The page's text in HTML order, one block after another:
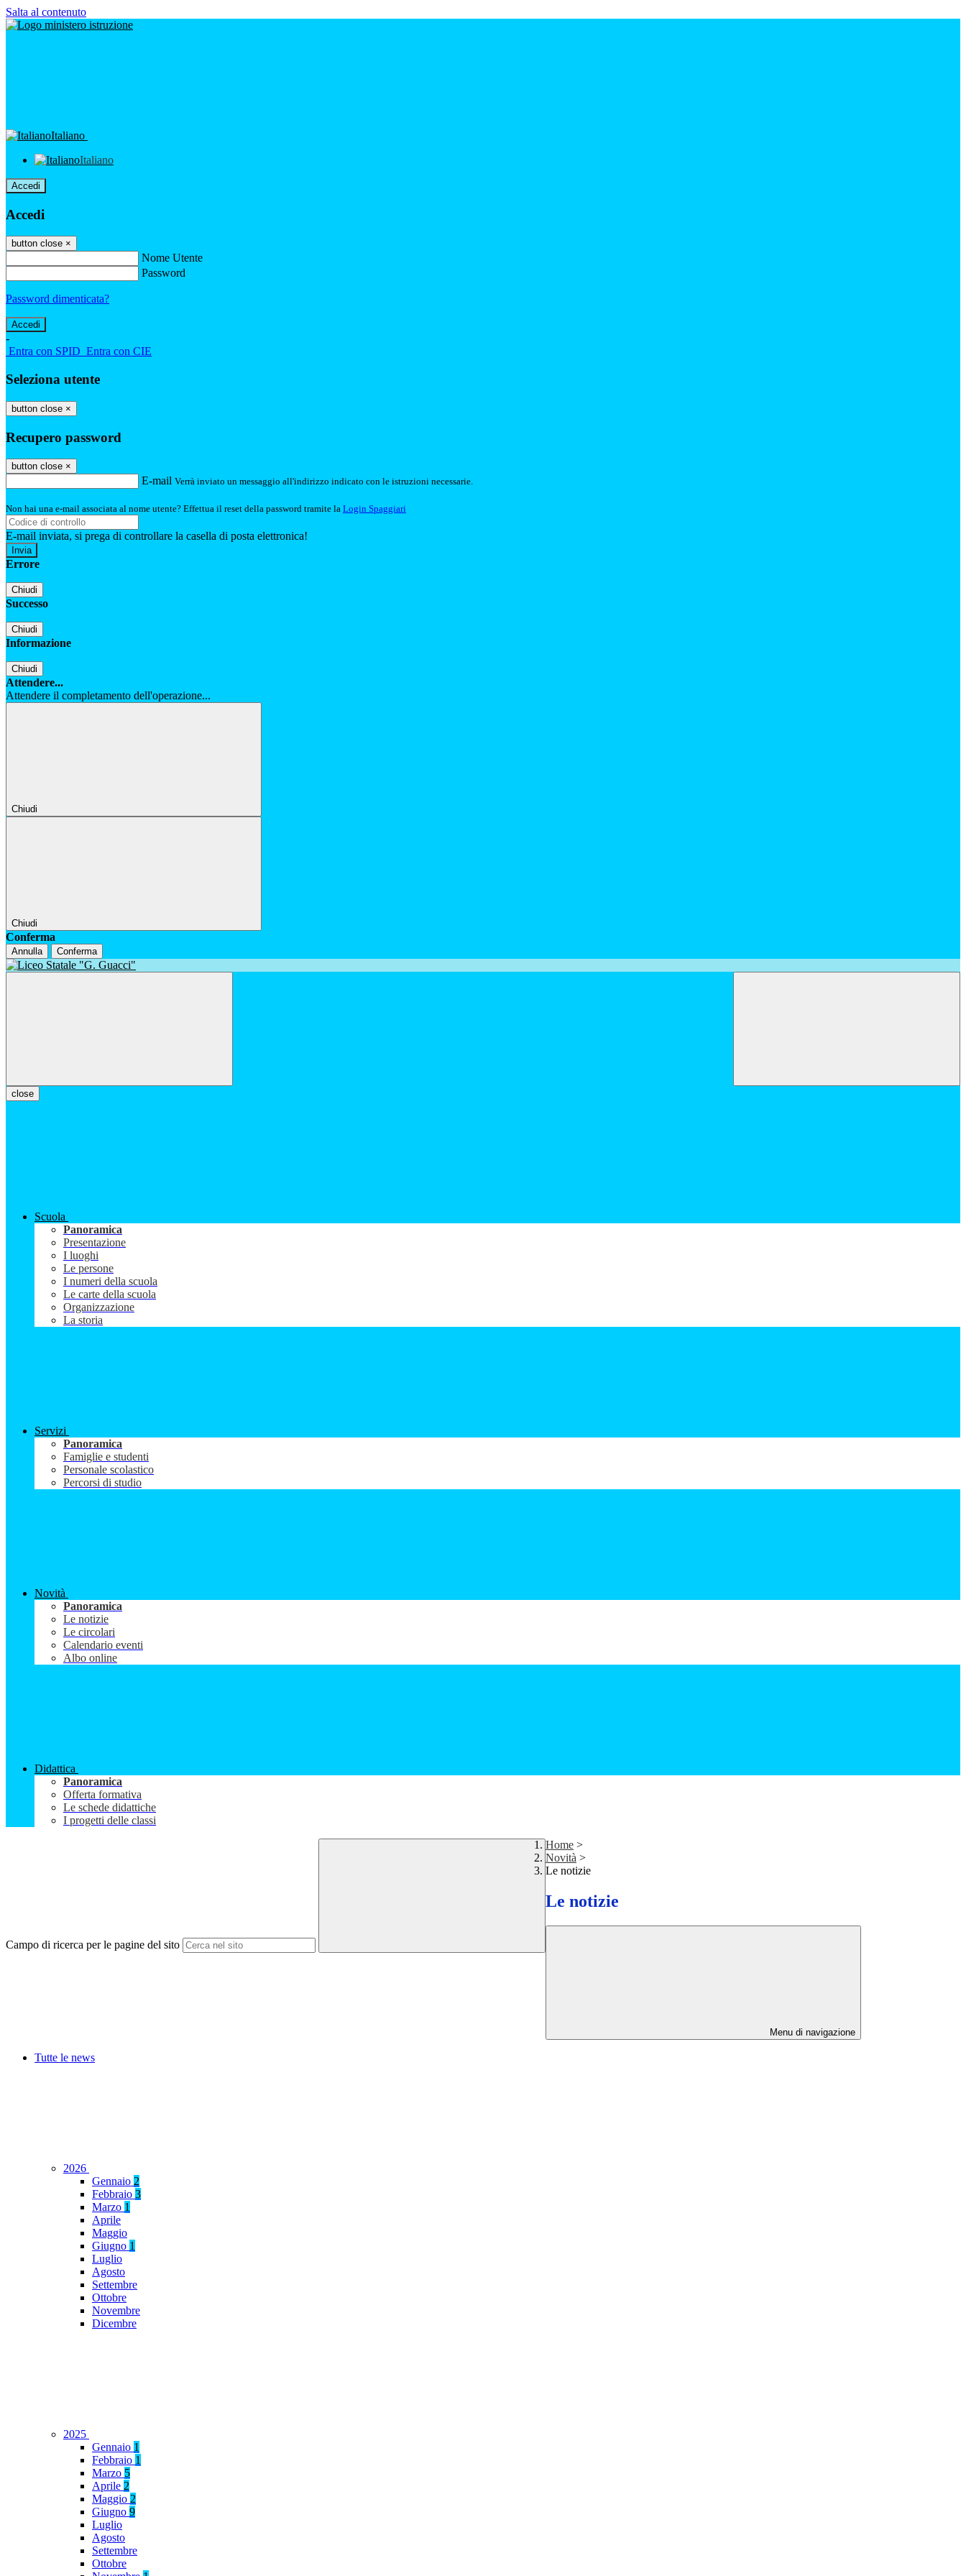
Salta al contenuto
Italiano
Italiano
Accedi
Accedi
button close ×
Nome Utente
Password
Password dimenticata?
-
Entra con SPID Entra con CIE
Seleziona utente
button close ×
Recupero password
button close ×
E-mail Verrà inviato un messaggio all'indirizzo indicato con le istruzioni necessarie.
Non hai una e-mail associata al nome utente? Effettua il reset della password tramite la Login Spaggiari
E-mail inviata, si prega di controllare la casella di posta elettronica!
Errore
Chiudi
Successo
Chiudi
Informazione
Chiudi
Attendere...
Attendere il completamento dell'operazione...
Chiudi
Chiudi
Conferma
Annulla Conferma
close
Scuola
Panoramica
Presentazione
I luoghi
Le persone
I numeri della scuola
Le carte della scuola
Organizzazione
La storia
Servizi
Panoramica
Famiglie e studenti
Personale scolastico
Percorsi di studio
Novità
Panoramica
Le notizie
Le circolari
Calendario eventi
Albo online
Didattica
Panoramica
Offerta formativa
Le schede didattiche
I progetti delle classi
Campo di ricerca per le pagine del sito
Home >
Novità >
Le notizie
Le notizie
Menu di navigazione
Tutte le news
2026
Gennaio 2
Febbraio 3
Marzo 1
Aprile
Maggio
Giugno 1
Luglio
Agosto
Settembre
Ottobre
Novembre
Dicembre
2025
Gennaio 1
Febbraio 1
Marzo 5
Aprile 2
Maggio 2
Giugno 9
Luglio
Agosto
Settembre
Ottobre